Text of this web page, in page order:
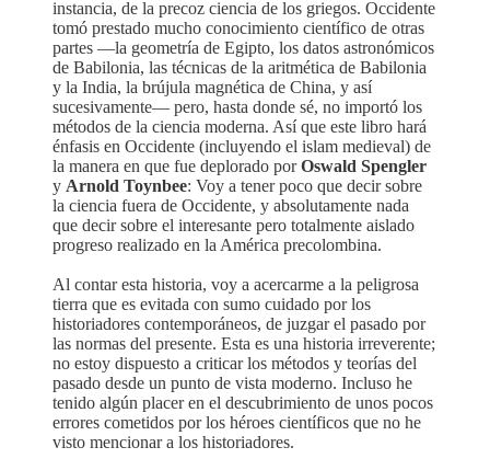
instancia, de la precoz ciencia de los griegos. Occidente
tomó prestado mucho conocimiento científico de otras
partes —la geometría de Egipto, los datos astronómicos
de Babilonia, las técnicas de la aritmética de Babilonia
y la India, la brújula magnética de China, y así
sucesivamente— pero, hasta donde sé, no importó los
métodos de la ciencia moderna. Así que este libro hará
énfasis en Occidente (incluyendo el islam medieval) de
la manera en que fue deplorado porOswald Spengler
y Arnold Toynbee: Voy a tener poco que decir sobre
la ciencia fuera de Occidente, y absolutamente nada
que decir sobre el interesante pero totalmente aislado
progreso realizado en la América precolombina.
Al contar esta historia, voy a acercarme a la peligrosa
tierra que es evitada con sumo cuidado por los
historiadores contemporáneos, de juzgar el pasado por
las normas del presente. Esta es una historia irreverente;
no estoy dispuesto a criticar los métodos y teorías del
pasado desde un punto de vista moderno. Incluso he
tenido algún placer en el descubrimiento de unos pocos
errores cometidos por los héroes científicos que no he
visto mencionar a los historiadores.